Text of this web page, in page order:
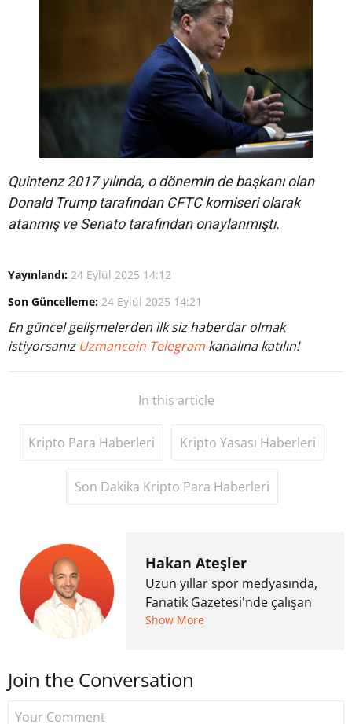
Quintenz 2017 yılında, o dönemin de başkanı olan
Donald Trump tarafından CFTC komiseri olarak
atanmış ve Senato tarafından onaylanmıştı.
Yayınlandı: 24 Eylül 2025 14:12
Son Güncelleme: 24 Eylül 2025 14:21
En güncel gelişmelerden ilk siz haberdar olmak
istiyorsanız Uzmancoin Telegram kanalına katılın!
In this article
Kripto Para Haberleri Kripto Yasası Haberleri
Son Dakika Kripto Para Haberleri
Hakan Ateşler
Uzun yıllar spor medyasında,
Fanatik Gazetesi'nde çalışan
Hakan Ateşler, 2020 yılında
Uzmancoin bünyesinde
Show More
Join the Conversation